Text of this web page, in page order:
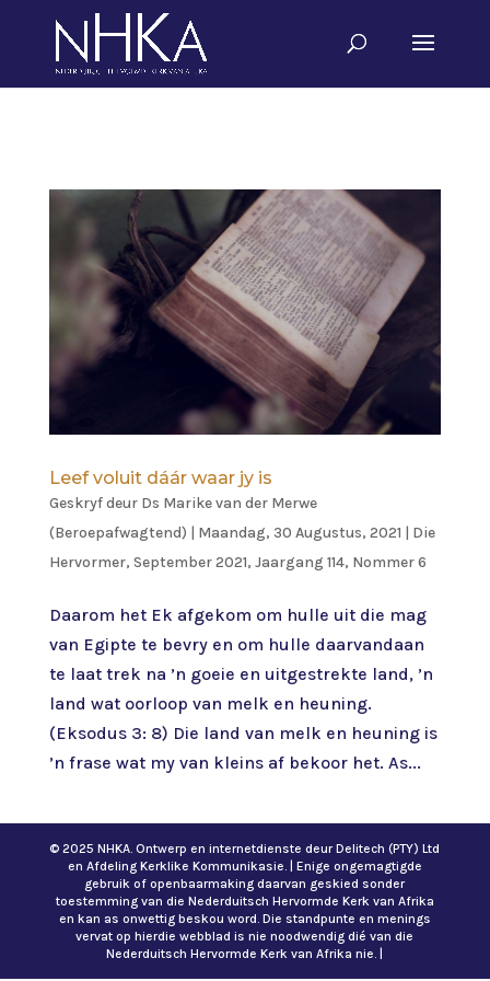
Leef voluit dáár waar jy is
Geskryf deur Ds Marike van der Merwe
(Beroepafwagtend) | Maandag, 30 Augustus, 2021 | Die
Hervormer, September 2021, Jaargang 114, Nommer 6
Daarom het Ek afgekom om hulle uit die mag
van Egipte te bevry en om hulle daarvandaan
te laat trek na ’n goeie en uitgestrekte land, ’n
land wat oorloop van melk en heuning.
(Eksodus 3: 8) Die land van melk en heuning is
’n frase wat my van kleins af bekoor het. As...
© 2025 NHKA. Ontwerp en internetdienste deur Delitech (PTY) Ltd
en Afdeling Kerklike Kommunikasie. | Enige ongemagtigde
gebruik of openbaarmaking daarvan geskied sonder
toestemming van die Nederduitsch Hervormde Kerk van Afrika
en kan as onwettig beskou word. Die standpunte en menings
vervat op hierdie webblad is nie noodwendig dié van die
Nederduitsch Hervormde Kerk van Afrika nie. |